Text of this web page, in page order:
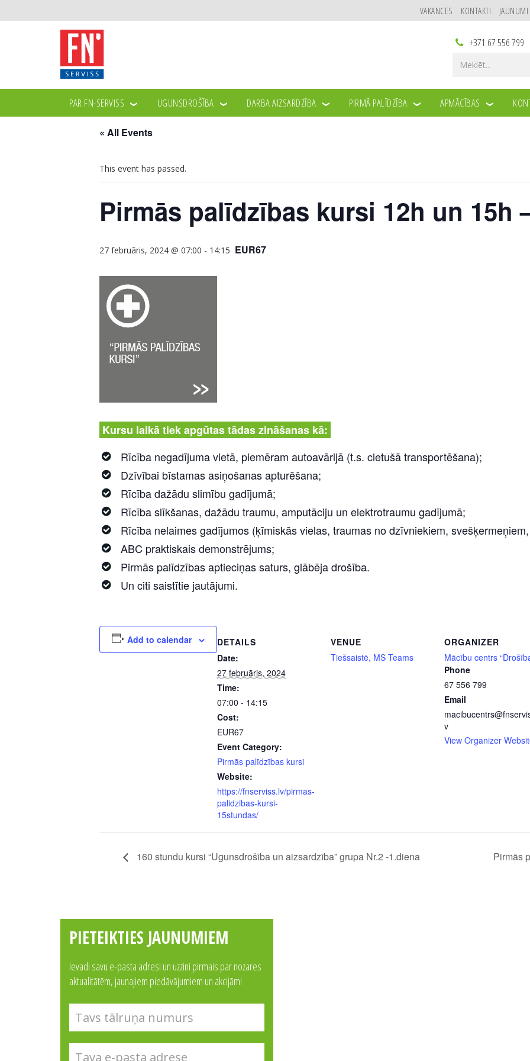
VAKANCES KONTAKTI JAUNUMI
+371 67 556 799
PAR FN-SERVISS UGUNSDROŠĪBA DARBA AIZSARDZĪBA PIRMĀ PALĪDZĪBA APMĀCĪBAS
« All Events
This event has passed.
Pirmās palīdzības kursi 12h un 15h
27 februāris, 2024 @ 07:00 - 14:15 EUR67
Kursu laikā tiek apgūtas tādas zināšanas kā:
Rīcība negadījuma vietā, piemēram autoavārijā (t.s. cietušā transportēšana);
Dzīvībai bīstamas asiņošanas apturēšana;
Rīcība dažādu slimību gadījumā;
Rīcība slīkšanas, dažādu traumu, amputāciju un elektrotraumu gadījumā;
Rīcība nelaimes gadījumos (ķīmiskās vielas, traumas no dzīvniekiem,
ABC praktiskais demonstrējums;
Pirmās palīdzības aptieciņas saturs, glābēja drošība.
Un citi saistītie jautājumi.
Add to calendar
DETAILS
Date:
27 februāris, 2024
Time:
07:00 - 14:15
Cost:
EUR67
Event Category:
Pirmās palīdzības kursi
Website:
https://fnserviss.lv/pirmas-
palidzibas-kursi-
15stundas/
VENUE
Tiešsaistē, MS Teams
ORGANIZER
Mācību centrs
Phone
67 556 799
Email
v
View Organizer
160 stundu kursi “Ugunsdrošība un aizsardzība” grupa Nr.2 -1.diena Pirmās
PIETEIKTIES JAUNUMIEM
Ievadi savu e-pasta adresi un uzzini pirmais par nozares
aktualitātēm, jaunajiem piedāvājumiem un akcijām!